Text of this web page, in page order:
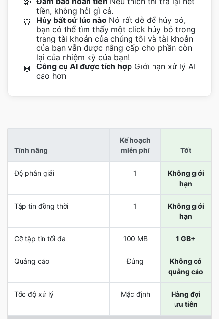
💸
tiền, không hỏi gì cả.
⏰
Hủy bất cứ lúc nào Nó rất dễ để hủy bỏ,
bạn có thể tìm thấy một click hủy bỏ trong
trang tài khoản của chúng tôi và tài khoản
của bạn vẫn được nâng cấp cho phần còn
lại của nhiệm kỳ của bạn!
🤖
Công cụ AI được tích hợp Giới hạn xử lý AI
cao hơn
Tính năng
Kế hoạch
miễn phí
Tốt
Độ phân giải 1
Không giới
hạn
Tập tin đồng thời 1
Không giới
hạn
Cỡ tập tin tối đa 100 MB 1 GB+
Quảng cáo Đúng
Không có
quảng cáo
Tốc độ xử lý Mặc định
Hàng đợi
ưu tiên